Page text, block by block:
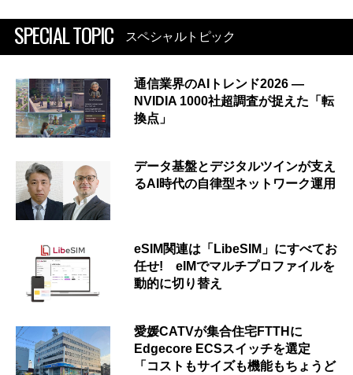
SPECIAL TOPIC スペシャルトピック
通信業界のAIトレンド2026 ―
NVIDIA 1000社超調査が捉えた「転
換点」
データ基盤とデジタルツインが支え
るAI時代の自律型ネットワーク運用
eSIM関連は「LibeSIM」にすべてお
任せ! eIMでマルチプロファイルを
動的に切り替え
愛媛CATVが集合住宅FTTHに
Edgecore ECSスイッチを選定
「コストもサイズも機能もちょうど